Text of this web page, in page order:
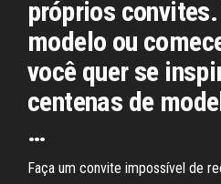
próprios
modelo ou
você quer se
centenas de
…
Faça um convite impossível de